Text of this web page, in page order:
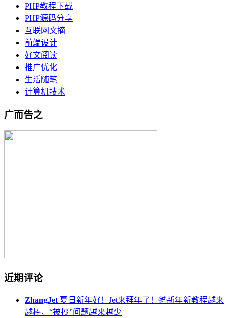
PHP教程下载
PHP源码分享
互联网文摘
前端设计
好文阅读
推广优化
生活随笔
计算机技术
广而告之
近期评论
ZhangJet 夏日新年好！Jet来拜年了！㊗️新年新教程越来
越棒，“被抄”问题越来越少